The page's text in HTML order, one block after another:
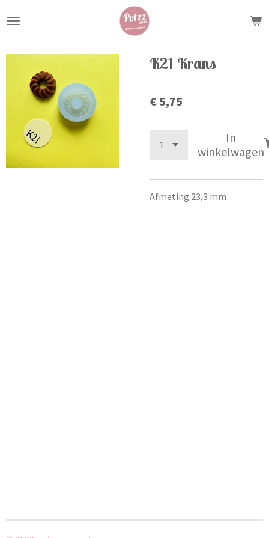
direct
de
hoofdinhoud
K21 Krans
€ 5,75
In
winkelwagen
Afmeting 23,3 mm